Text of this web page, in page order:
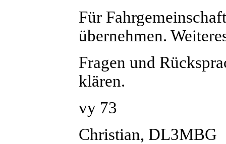
Für
übernehmen.
Fragen und
klären.
vy 73
Christian, DL3MBG